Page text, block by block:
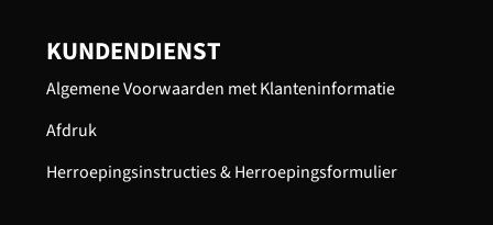
KUNDENDIENST
Algemene Voorwaarden met Klanteninformatie
Afdruk
Herroepingsinstructies & Herroepingsformulier